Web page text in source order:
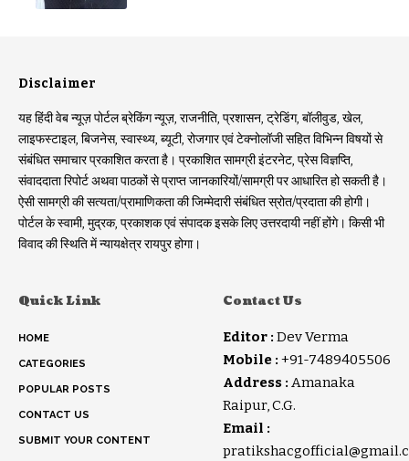
Disclaimer
यह हिंदी वेब न्यूज़ पोर्टल ब्रेकिंग न्यूज़, राजनीति, प्रशासन, ट्रेडिंग, बॉलीवुड, खेल,
लाइफस्टाइल, बिजनेस, स्वास्थ्य, ब्यूटी, रोजगार एवं टेक्नोलॉजी सहित विभिन्न विषयों से
संबंधित समाचार प्रकाशित करता है। प्रकाशित सामग्री इंटरनेट, प्रेस विज्ञप्ति,
संवाददाता रिपोर्ट अथवा पाठकों से प्राप्त जानकारियों/सामग्री पर आधारित हो सकती है।
ऐसी सामग्री की सत्यता/प्रामाणिकता की जिम्मेदारी संबंधित स्रोत/प्रदाता की होगी।
पोर्टल के स्वामी, मुद्रक, प्रकाशक एवं संपादक इसके लिए उत्तरदायी नहीं होंगे। किसी भी
विवाद की स्थिति में न्यायक्षेत्र रायपुर होगा।
Quick Link
HOME
CATEGORIES
POPULAR POSTS
CONTACT US
SUBMIT YOUR CONTENT
Contact Us
Editor : Dev Verma
Mobile : +91-7489405506
Address : Amanaka
Raipur, C.G.
Email :